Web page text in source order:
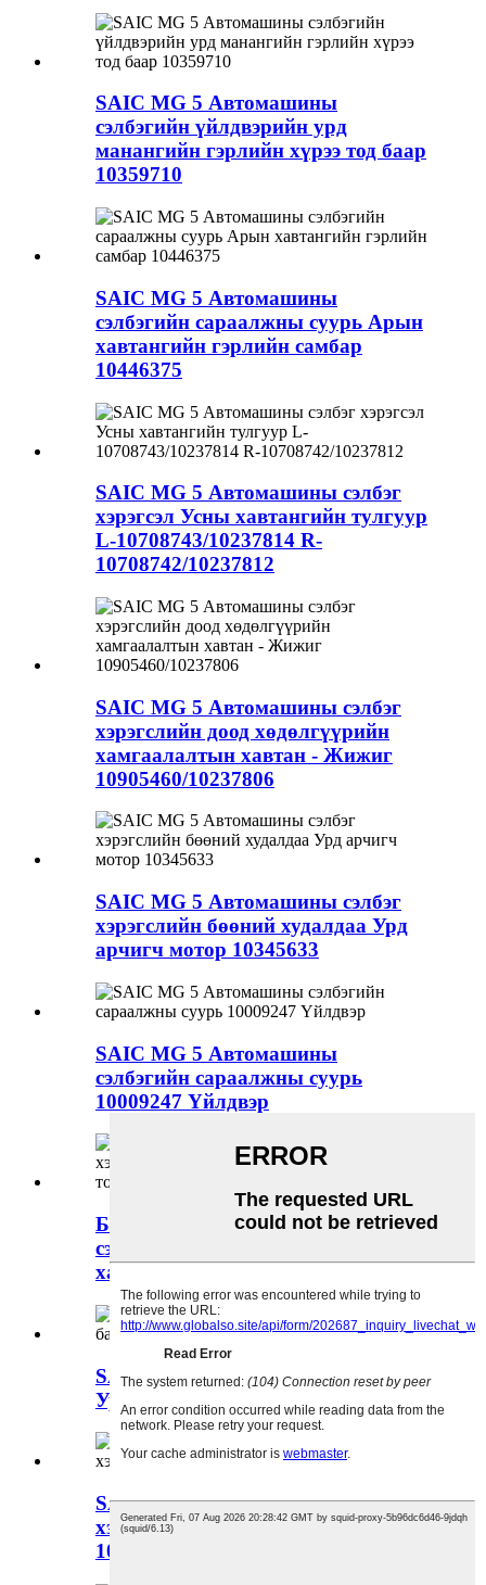
SAIC MG 5 Автомашины
сэлбэгийн үйлдвэрийн урд
манангийн гэрлийн хүрээ тод баар
10359710
SAIC MG 5 Автомашины
сэлбэгийн сараалжны суурь Арын
хавтангийн гэрлийн самбар
10446375
SAIC MG 5 Автомашины сэлбэг
хэрэгсэл Усны хавтангийн тулгуур
L-10708743/10237814 R-
10708742/10237812
SAIC MG 5 Автомашины сэлбэг
хэрэгслийн доод хөдөлгүүрийн
хамгаалалтын хавтан - Жижиг
10905460/10237806
SAIC MG 5 Автомашины сэлбэг
хэрэгслийн бөөний худалдаа Урд
арчигч мотор 10345633
SAIC MG 5 Автомашины
сэлбэгийн сараалжны суурь
10009247 Үйлдвэр
Бөөний SAIC MG 5 Автомашины
сэлбэг хэрэгсэл Арын бар хаалт
хажуу тал-том10326369
SAIC MG 5 Автомашины эд анги
Урд бампер сиплиер 10359706
SAIC MG 5 автомашины сэлбэг
хэрэгслийн бөөний худалдаа
10509620